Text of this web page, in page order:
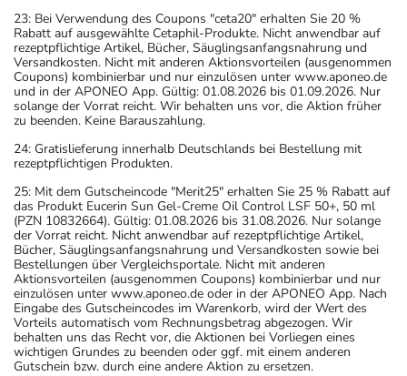
23: Bei Verwendung des Coupons "ceta20" erhalten Sie 20 %
Rabatt auf ausgewählte Cetaphil-Produkte. Nicht anwendbar auf
rezeptpflichtige Artikel, Bücher, Säuglingsanfangsnahrung und
Versandkosten. Nicht mit anderen Aktionsvorteilen (ausgenommen
Coupons) kombinierbar und nur einzulösen unter www.aponeo.de
und in der APONEO App. Gültig: 01.08.2026 bis 01.09.2026. Nur
solange der Vorrat reicht. Wir behalten uns vor, die Aktion früher
zu beenden. Keine Barauszahlung.
24: Gratislieferung innerhalb Deutschlands bei Bestellung mit
rezeptpflichtigen Produkten.
25: Mit dem Gutscheincode "Merit25" erhalten Sie 25 % Rabatt auf
das Produkt Eucerin Sun Gel-Creme Oil Control LSF 50+, 50 ml
(PZN 10832664). Gültig: 01.08.2026 bis 31.08.2026. Nur solange
der Vorrat reicht. Nicht anwendbar auf rezeptpflichtige Artikel,
Bücher, Säuglingsanfangsnahrung und Versandkosten sowie bei
Bestellungen über Vergleichsportale. Nicht mit anderen
Aktionsvorteilen (ausgenommen Coupons) kombinierbar und nur
einzulösen unter www.aponeo.de oder in der APONEO App. Nach
Eingabe des Gutscheincodes im Warenkorb, wird der Wert des
Vorteils automatisch vom Rechnungsbetrag abgezogen. Wir
behalten uns das Recht vor, die Aktionen bei Vorliegen eines
wichtigen Grundes zu beenden oder ggf. mit einem anderen
Gutschein bzw. durch eine andere Aktion zu ersetzen.